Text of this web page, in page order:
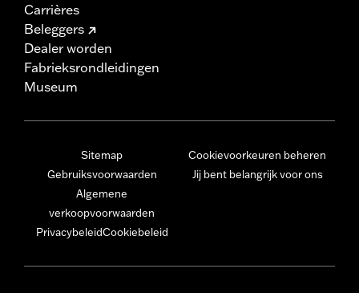
Carrières
Beleggers
Dealer worden
Fabrieksrondleidingen
Museum
Sitemap
Gebruiksvoorwaarden
Algemene
verkoopvoorwaarden
PrivacybeleidCookiebeleid
Cookievoorkeuren beheren
Jij bent belangrijk voor ons